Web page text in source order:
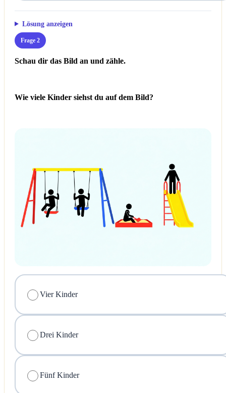
Lösung anzeigen
Frage 2
Schau dir das Bild an und zähle.
Wie viele Kinder siehst du auf dem Bild?
Vier Kinder
Drei Kinder
Fünf Kinder